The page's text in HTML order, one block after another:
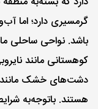
گرمسیری دارد؛ اما
باشد. نواحی ساحلی
کوهستانی مانند
دشت‌های خشک مانند
هستند. با‌توجه‌به